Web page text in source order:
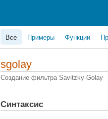
Все Примеры Функции
sgolay
Создание фильтра Savitzky-Golay
Синтаксис